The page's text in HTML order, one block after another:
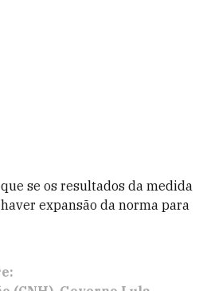
se os resultados da medida
expansão da norma para